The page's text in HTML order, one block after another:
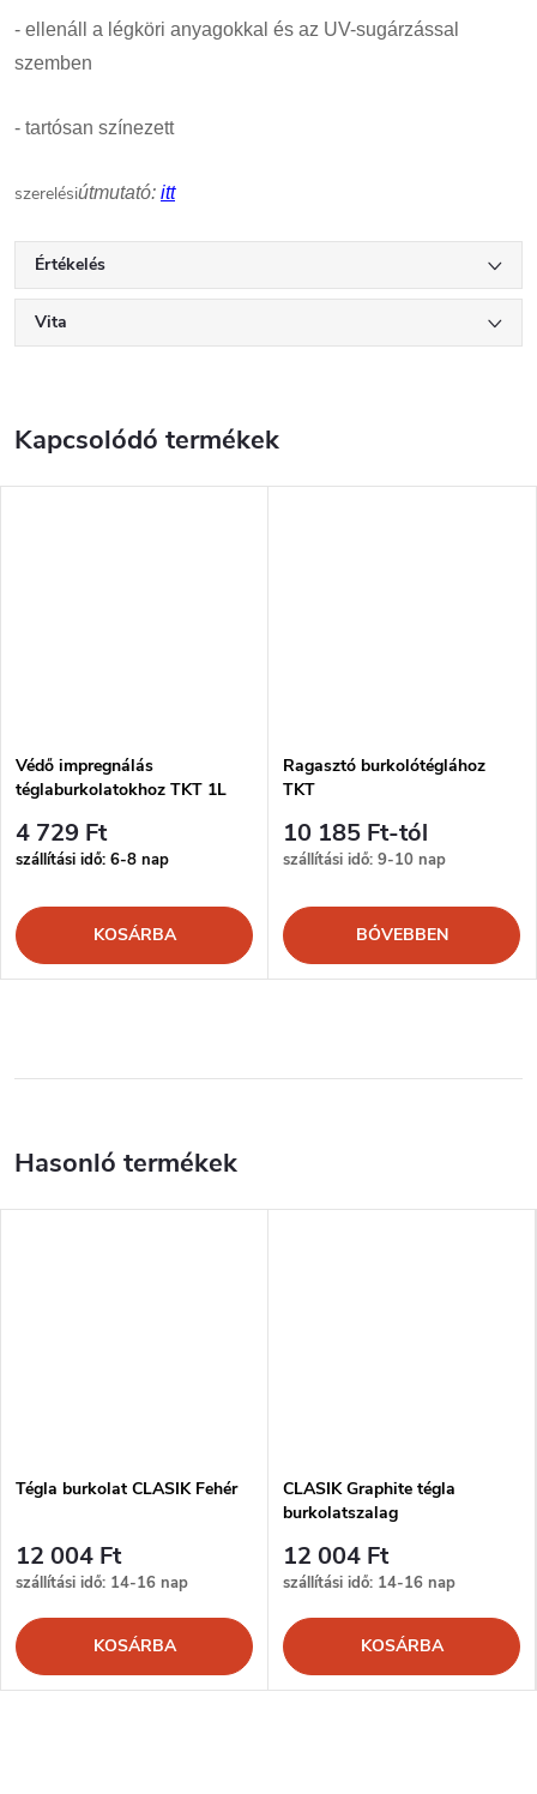
- ellenáll a légköri anyagokkal és az UV-sugárzással
szemben
- tartósan színezett
szerelésiútmutató: itt
Értékelés
Vita
Kapcsolódó termékek
Védő impregnálás
téglaburkolatokhoz TKT 1L
4 729 Ft
szállítási idő: 6-8 nap
KOSÁRBA
Ragasztó burkolótéglához
TKT
10 185 Ft-tól
szállítási idő: 9-10 nap
BŐVEBBEN
Tégla burkolat CLASIK Fehér
12 004 Ft
szállítási idő: 14-16 nap
KOSÁRBA
CLASIK Graphite tégla
burkolatszalag
12 004 Ft
szállítási idő: 14-16 nap
KOSÁRBA